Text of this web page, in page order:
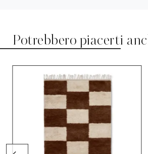
Potrebbero piacerti